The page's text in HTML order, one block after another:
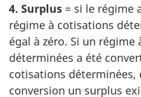
4. Surplus = si le régime
régime à cotisations
égal à zéro. Si un régime
déterminées a été
cotisations
conversion un surplus